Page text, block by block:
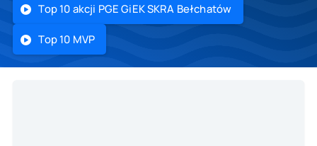
Top 10 akcji PGE GiEK SKRA Bełchatów
Top 10 MVP